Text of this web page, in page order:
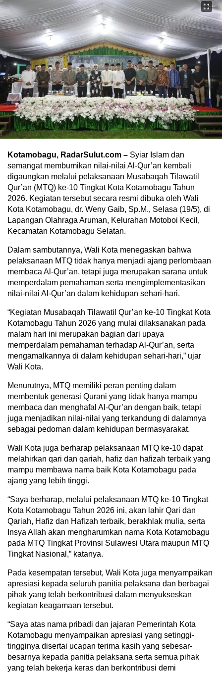
Kotamobagu, RadarSulut.com – Syiar Islam dan
semangat membumikan nilai-nilai Al-Qur’an kembali
digaungkan melalui pelaksanaan Musabaqah Tilawatil
Qur’an (MTQ) ke-10 Tingkat Kota Kotamobagu Tahun
2026. Kegiatan tersebut secara resmi dibuka oleh Wali
Kota Kotamobagu, dr. Weny Gaib, Sp.M., Selasa (19/5), di
Lapangan Olahraga Aruman, Kelurahan Motoboi Kecil,
Kecamatan Kotamobagu Selatan.
Dalam sambutannya, Wali Kota menegaskan bahwa
pelaksanaan MTQ tidak hanya menjadi ajang perlombaan
membaca Al-Qur’an, tetapi juga merupakan sarana untuk
memperdalam pemahaman serta mengimplementasikan
nilai-nilai Al-Qur’an dalam kehidupan sehari-hari.
“Kegiatan Musabaqah Tilawatil Qur’an ke-10 Tingkat Kota
Kotamobagu Tahun 2026 yang mulai dilaksanakan pada
malam hari ini merupakan bagian dari upaya
memperdalam pemahaman terhadap Al-Qur’an, serta
mengamalkannya di dalam kehidupan sehari-hari,” ujar
Wali Kota.
Menurutnya, MTQ memiliki peran penting dalam
membentuk generasi Qurani yang tidak hanya mampu
membaca dan menghafal Al-Qur’an dengan baik, tetapi
juga menjadikan nilai-nilai yang terkandung di dalamnya
sebagai pedoman dalam kehidupan bermasyarakat.
Wali Kota juga berharap pelaksanaan MTQ ke-10 dapat
melahirkan qari dan qariah, hafiz dan hafizah terbaik yang
mampu membawa nama baik Kota Kotamobagu pada
ajang yang lebih tinggi.
“Saya berharap, melalui pelaksanaan MTQ ke-10 Tingkat
Kota Kotamobagu Tahun 2026 ini, akan lahir Qari dan
Qariah, Hafiz dan Hafizah terbaik, berakhlak mulia, serta
Insya Allah akan mengharumkan nama Kota Kotamobagu
pada MTQ Tingkat Provinsi Sulawesi Utara maupun MTQ
Tingkat Nasional,” katanya.
Pada kesempatan tersebut, Wali Kota juga menyampaikan
apresiasi kepada seluruh panitia pelaksana dan berbagai
pihak yang telah berkontribusi dalam menyukseskan
kegiatan keagamaan tersebut.
“Saya atas nama pribadi dan jajaran Pemerintah Kota
Kotamobagu menyampaikan apresiasi yang setinggi-
tingginya disertai ucapan terima kasih yang sebesar-
besarnya kepada panitia pelaksana serta semua pihak
yang telah bekerja keras dan berkontribusi demi